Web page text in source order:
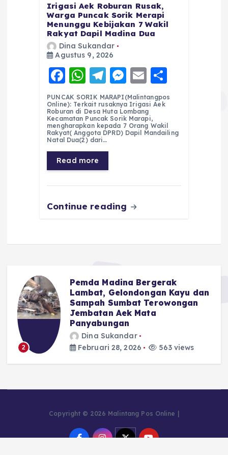
Irigasi Aek Roburan Rusak,
Warga Puncak Sorik Merapi
Menunggu Kebijakan 7 Wakil
Rakyat Dapil Madina Dua
Dina Sukandar
Agustus 9, 2026
F
a
c
e
b
o
o
k
W
h
a
ts
A
p
p
T
el
e
g
r
a
m
M
e
ss
e
n
E
m
ai
l
h
re
PUNCAK SORIK MARAPI(Malintangpos
Online): Terkait rusaknya Irigasi Aek
Roburan di Desa Huta Lombang
Kecamatan Puncak Sorik Marapi,
mengharapkan kepada 7 Orang Wakil
Rakyat( Anggota DPRD) Dapil Mandailing
Natal Dua(2) dari…
Read more
Continue reading
2
Pemda Madina Bergerak
Lambat, Gelondongan Kayu dan
Sampah Sumbat Terowongan
Jembatan Aek Mata
Panyabungan
Dina Sukandar
Februari 28, 2026
563 views
Copyright © 2026 Malintang Pos Online |